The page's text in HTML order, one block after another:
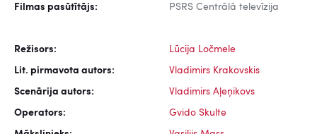
Filmas pasūtītājs: PSRS Centrālā televīzija
Režisors: Lūcija Ločmele
Lit. pirmavota autors: Vladimirs Krakovskis
Scenārija autors: Vladimirs Aļeņikovs
Operators: Gvido Skulte